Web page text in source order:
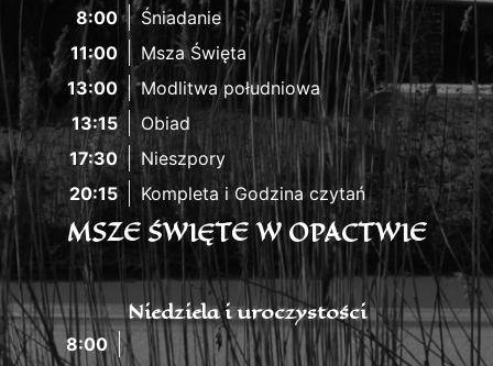
8:00
Śniadanie
11:00
Msza Święta
13:00
Modlitwa południowa
13:15
Obiad
17:30
Nieszpory
20:15
Kompleta i Godzina czytań
MSZE ŚWIĘTE W OPACTWIE
Niedziela i uroczystości
8:00